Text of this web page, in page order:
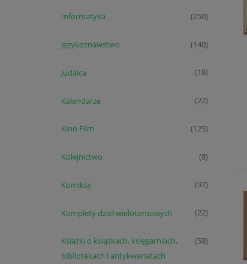
Informatyka (250)
Językoznawstwo (140)
Judaica (18)
Kalendarze (22)
Kino Film (125)
Kolejnictwo (8)
Komiksy (97)
Komplety dzieł wielotomowych (22)
Książki o książkach, księgarniach,
bibliotekach i antykwariatach
(58)